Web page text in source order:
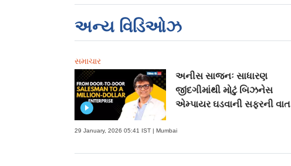
અન્ય વિડિઓઝ
સમાચાર
અનીસ સાજનઃ સાધારણ
જીંદગીમાંથી મોટું બિઝનેસ
એમ્પાયર ઘડવાની સફરની વાત
29 January, 2026 05:41 IST | Mumbai